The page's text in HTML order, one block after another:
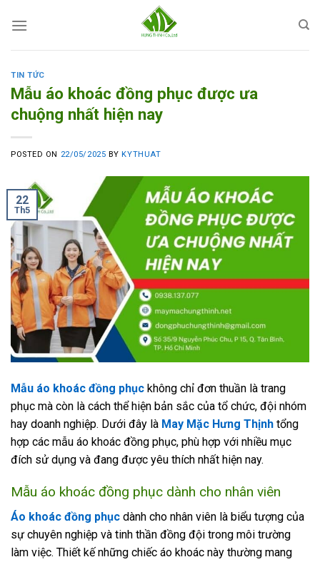
TIN TỨC
Mẫu áo khoác đồng phục được ưa
chuộng nhất hiện nay
POSTED ON 22/05/2025 BYKYTHUAT
22
Th5
Mẫu áo khoác đồng phục không chỉ đơn thuần là trang
phục mà còn là cách thể hiện bản sắc của tổ chức, đội nhóm
hay doanh nghiệp. Dưới đây là May Mặc Hưng Thịnh tổng
hợp các mẫu áo khoác đồng phục, phù hợp với nhiều mục
đích sử dụng và đang được yêu thích nhất hiện nay.
Mẫu áo khoác đồng phục dành cho nhân viên
Áo khoác đồng phục dành cho nhân viên là biểu tượng của
sự chuyên nghiệp và tinh thần đồng đội trong môi trường
làm việc. Thiết kế những chiếc áo khoác này thường mang